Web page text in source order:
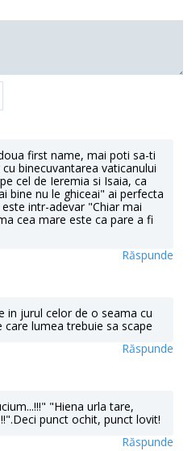
first name, mai poti sa-ti
binecuvantarea vaticanului
cel de Ieremia si Isaia, ca
bine nu le ghiceai" ai perfecta
intr-adevar "Chiar mai
cea mare este ca pare a fi
Răspunde
in jurul celor de o seama cu
lumea trebuie sa scape
Răspunde
"Hiena urla tare,
punct ochit, punct lovit!
Răspunde